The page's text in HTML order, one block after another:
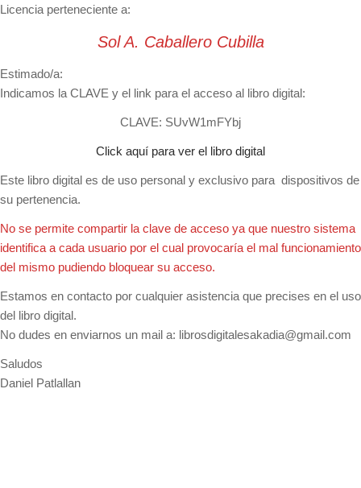
Licencia perteneciente a:
Sol A. Caballero Cubilla
Estimado/a:
Indicamos la CLAVE y el link para el acceso al libro digital:
CLAVE: SUvW1mFYbj
Click aquí para ver el libro digital
Este libro digital es de uso personal y exclusivo para dispositivos de
su pertenencia.
No se permite compartir la clave de acceso ya que nuestro sistema
identifica a cada usuario por el cual provocaría el mal funcionamiento
del mismo pudiendo bloquear su acceso.
Estamos en contacto por cualquier asistencia que precises en el uso
del libro digital.
No dudes en enviarnos un mail a: librosdigitalesakadia@gmail.com
Saludos
Daniel Patlallan